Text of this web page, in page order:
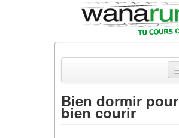
Actualités
Bien dormir pour
bien courir